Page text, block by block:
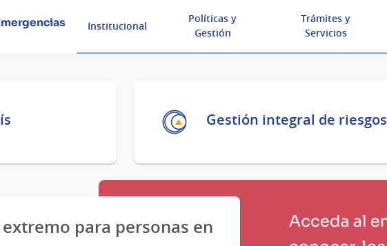
Institucional
Políticas y
Gestión
Trámites y
Servicios
Gestión integral de riesgos
para personas en